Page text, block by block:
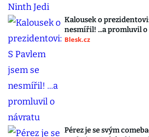
Kalousek o
nesmířil! ...a promluvil
Blesk.cz
Pérez je se svým